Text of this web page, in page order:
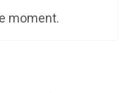
moment.